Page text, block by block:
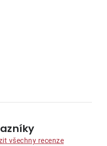
všechny recenze